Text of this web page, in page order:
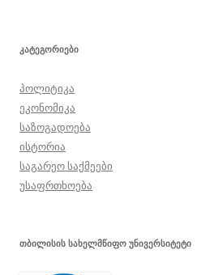
ᲙᲐᲢᲔᲒᲝᲠᲘᲔᲑᲘ
პოლიტიკა
ეკონომიკა
საზოგადოება
ისტორია
საგარეო საქმეები
უსაფრთხოება
ᲗᲑᲘᲚᲘᲡᲘᲡ ᲡᲐᲮᲔᲚᲛᲬᲘᲤᲝ ᲣᲜᲘᲕᲔᲠᲡᲘᲢᲔᲢᲘ